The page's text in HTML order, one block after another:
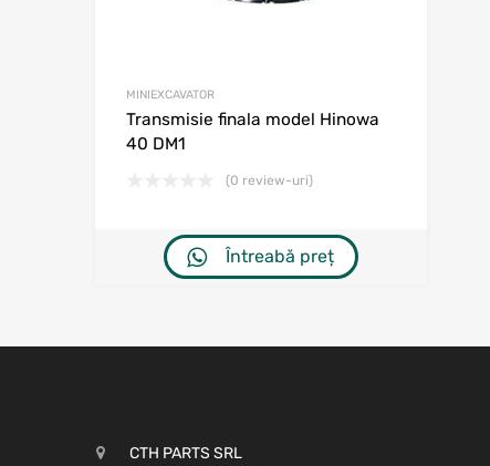
MINIEXCAVATOR
Transmisie finala model Hinowa
40 DM1
(0 review-uri)
Întreabă preț
CTH PARTS SRL